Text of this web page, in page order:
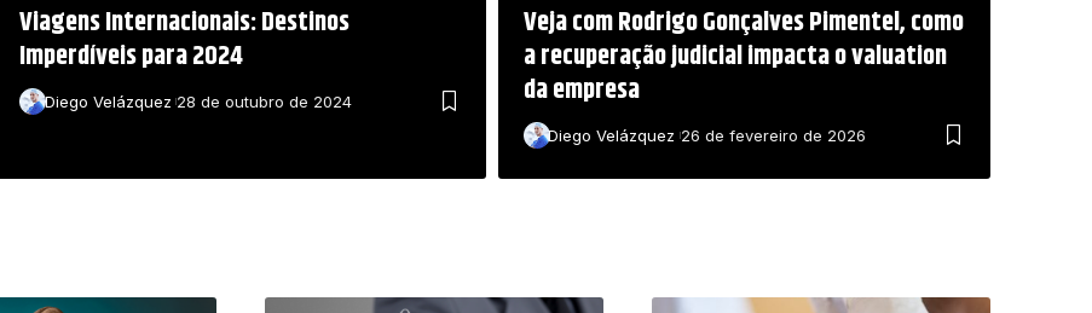
Viagens Internacionais: Destinos
Imperdíveis para 2024
Diego Velázquez 28 de outubro de 2024
Veja com Rodrigo Gonçalves Pimentel, como
a recuperação judicial impacta o valuation
da empresa
Diego Velázquez 26 de fevereiro de 2026